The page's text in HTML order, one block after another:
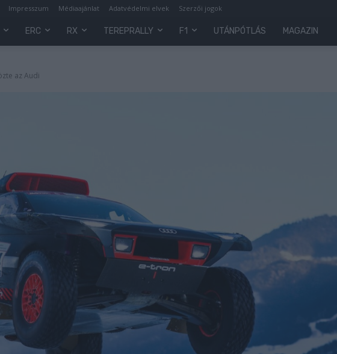
Impresszum Médiaajánlat Adatvédelmi elvek Szerzői jogok
ERC RX TEREPRALLY F1 UTÁNPÓTLÁS MAGAZIN
az Audi